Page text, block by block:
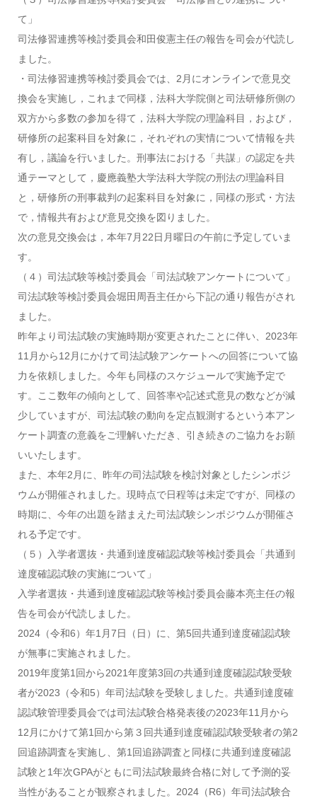
て」
司法修習連携等検討委員会和田俊憲主任の報告を司会が代読し
ました。
・司法修習連携等検討委員会では、2月にオンラインで意見交
換会を実施し，これまで同様，法科大学院側と司法研修所側の
双方から多数の参加を得て，法科大学院の理論科目，および，
研修所の起案科目を対象に，それぞれの実情について情報を共
有し，議論を行いました。刑事法における「共謀」の認定を共
通テーマとして，慶應義塾大学法科大学院の刑法の理論科目
と，研修所の刑事裁判の起案科目を対象に，同様の形式・方法
で，情報共有および意見交換を図りました。
次の意見交換会は，本年7月22日月曜日の午前に予定していま
す。
（４）司法試験等検討委員会「司法試験アンケートについて」
司法試験等検討委員会堀田周吾主任から下記の通り報告がされ
ました。
昨年より司法試験の実施時期が変更されたことに伴い、2023年
11月から12月にかけて司法試験アンケートへの回答について協
力を依頼しました。今年も同様のスケジュールで実施予定で
す。ここ数年の傾向として、回答率や記述式意見の数などが減
少していますが、司法試験の動向を定点観測するという本アン
ケート調査の意義をご理解いただき、引き続きのご協力をお願
いいたします。
また、本年2月に、昨年の司法試験を検討対象としたシンポジ
ウムが開催されました。現時点で日程等は未定ですが、同様の
時期に、今年の出題を踏まえた司法試験シンポジウムが開催さ
れる予定です。
（５）入学者選抜・共通到達度確認試験等検討委員会「共通到
達度確認試験の実施について」
入学者選抜・共通到達度確認試験等検討委員会藤本亮主任の報
告を司会が代読しました。
2024（令和6）年1月7日（日）に、第5回共通到達度確認試験
が無事に実施されました。
2019年度第1回から2021年度第3回の共通到達度確認試験受験
者が2023（令和5）年司法試験を受験しました。共通到達度確
認試験管理委員会では司法試験合格発表後の2023年11月から
12月にかけて第1回から第３回共通到達度確認試験受験者の第2
回追跡調査を実施し、第1回追跡調査と同様に共通到達度確認
試験と1年次GPAがともに司法試験最終合格に対して予測的妥
当性があることが観察されました。2024（R6）年司法試験合